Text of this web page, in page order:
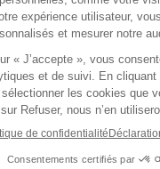
Aucun
Attention, vous pouvez être
fonds, des coordonnées